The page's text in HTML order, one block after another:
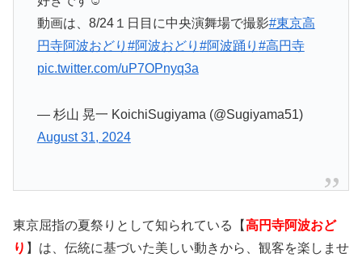
動画は、8/24１日目に中央演舞場で撮影#東京高
円寺阿波おどり #阿波おどり #阿波踊り #高円寺
pic.twitter.com/uP7OPnyq3a
— 杉山 晃一 KoichiSugiyama (@Sugiyama51)
August 31, 2024
東京屈指の夏祭りとして知られている【高円寺阿波おど
り 】は、伝統に基づいた美しい動きから、観客を楽しませ